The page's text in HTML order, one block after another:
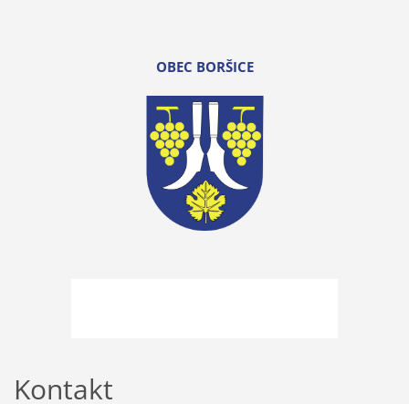
OBEC BORŠICE
Kontakt